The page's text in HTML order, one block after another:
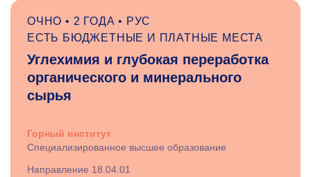
ОЧНО • 2 ГОДА • РУС
ЕСТЬ БЮДЖЕТНЫЕ И ПЛАТНЫЕ МЕСТА
Углехимия и глубокая переработка
органического и минерального
сырья
Горный институт
Специализированное высшее образование
Направление 18.04.01